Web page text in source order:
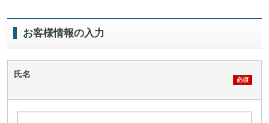
お客様情報の入力
氏名